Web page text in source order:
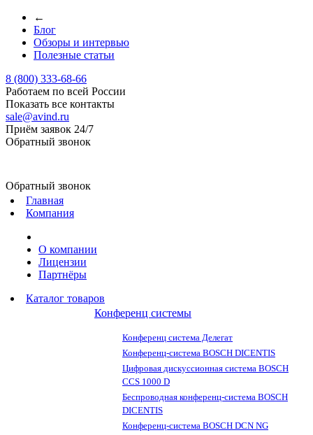
←
Блог
Обзоры и интервью
Полезные статьи
8 (800) 333-68-66
Работаем по всей России
Показать все контакты
sale@avind.ru
Приём заявок 24/7
Обратный звонок
Обратный звонок
Главная
Компания
О компании
Лицензии
Партнёры
Каталог товаров
Конференц системы
Конференц система Делегат
Конференц-система BOSCH DICENTIS
Цифровая дискуссионная система BOSCH
CCS 1000 D
Беспроводная конференц-система BOSCH
DICENTIS
Конференц-система BOSCH DCN NG